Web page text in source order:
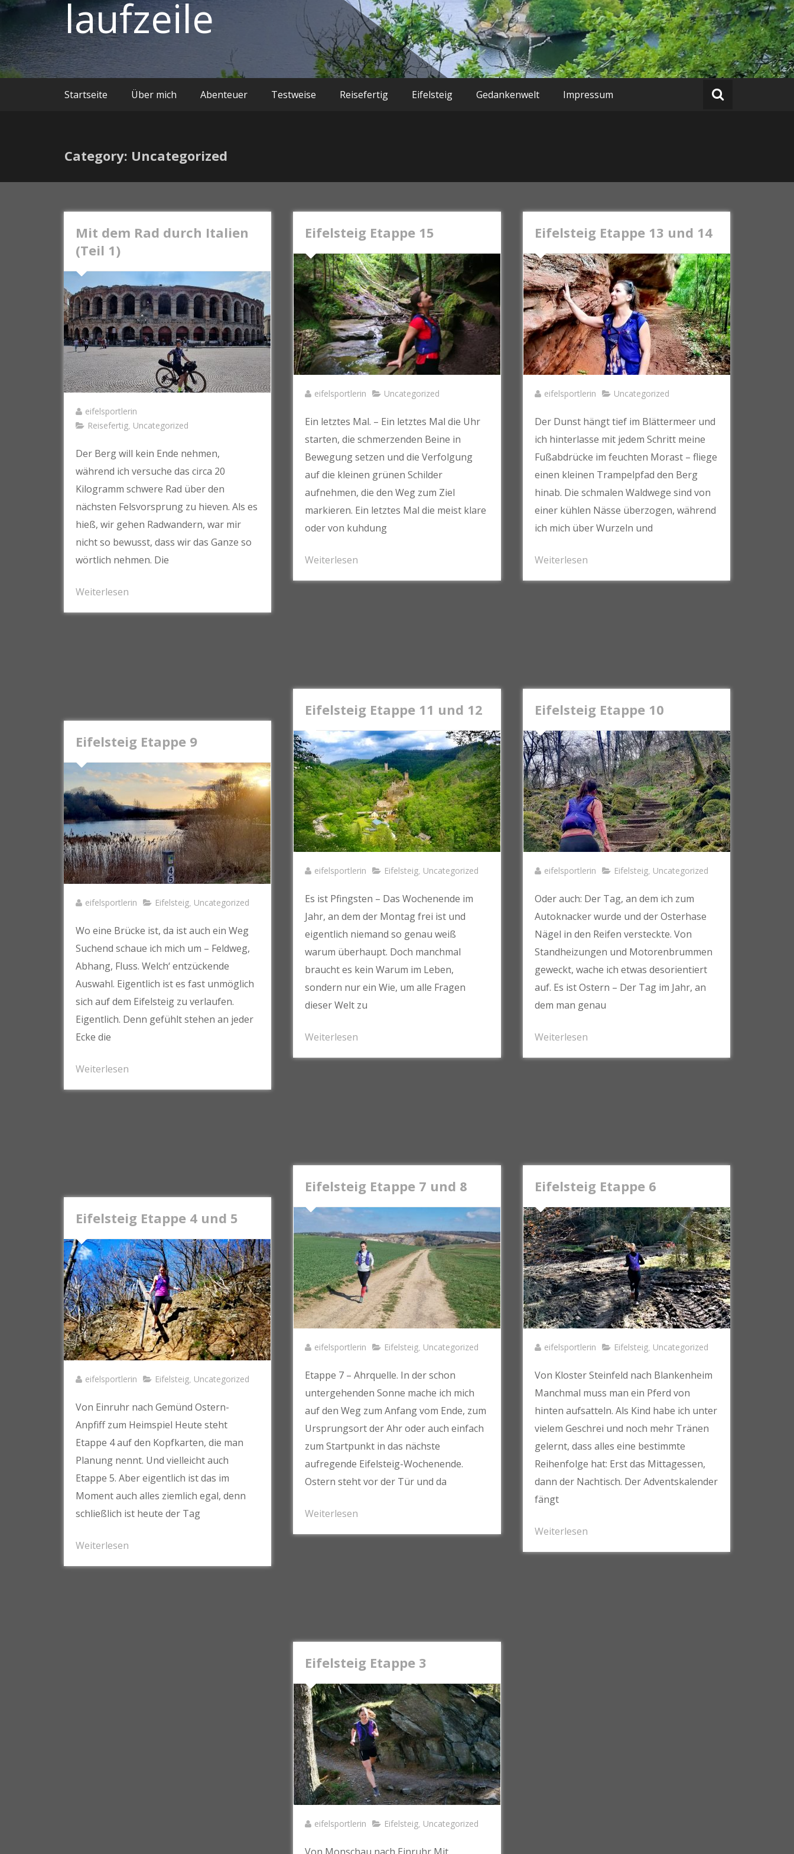
laufzeile
Startseite Über mich Abenteuer Testweise Reisefertig Eifelsteig Gedankenwelt Impressum
Category: Uncategorized
Mit dem Rad durch Italien
(Teil 1)
eifelsportlerin
Reisefertig, Uncategorized
Der Berg will kein Ende nehmen,
während ich versuche das circa 20
Kilogramm schwere Rad über den
nächsten Felsvorsprung zu hieven. Als es
hieß, wir gehen Radwandern, war mir
nicht so bewusst, dass wir das Ganze so
wörtlich nehmen. Die
Weiterlesen
Eifelsteig Etappe 15
eifelsportlerin Uncategorized
Ein letztes Mal. – Ein letztes Mal die Uhr
starten, die schmerzenden Beine in
Bewegung setzen und die Verfolgung
auf die kleinen grünen Schilder
aufnehmen, die den Weg zum Ziel
markieren. Ein letztes Mal die meist klare
oder von kuhdung
Weiterlesen
Eifelsteig Etappe 13 und 14
eifelsportlerin Uncategorized
Der Dunst hängt tief im Blättermeer und
ich hinterlasse mit jedem Schritt meine
Fußabdrücke im feuchten Morast – fliege
einen kleinen Trampelpfad den Berg
hinab. Die schmalen Waldwege sind von
einer kühlen Nässe überzogen, während
ich mich über Wurzeln und
Weiterlesen
Eifelsteig Etappe 11 und 12
eifelsportlerin Eifelsteig Uncategorized
Es ist Pfingsten – Das Wochenende im
Jahr, an dem der Montag frei ist und
eigentlich niemand so genau weiß
warum überhaupt. Doch manchmal
braucht es kein Warum im Leben,
sondern nur ein Wie, um alle Fragen
dieser Welt zu
Weiterlesen
Eifelsteig Etappe 10
eifelsportlerin Eifelsteig, Uncategorized
Oder auch: Der Tag, an dem ich zum
Autoknacker wurde und der Osterhase
Nägel in den Reifen versteckte. Von
Standheizungen und Motorenbrummen
geweckt, wache ich etwas desorientiert
auf. Es ist Ostern – Der Tag im Jahr, an
dem man genau
Weiterlesen
Eifelsteig Etappe 9
eifelsportlerin Eifelsteig, Uncategorized
Wo eine Brücke ist, da ist auch ein Weg
Suchend schaue ich mich um – Feldweg,
Abhang, Fluss. Welch‘ entzückende
Auswahl. Eigentlich ist es fast unmöglich
sich auf dem Eifelsteig zu verlaufen.
Eigentlich. Denn gefühlt stehen an jeder
Ecke die
Weiterlesen
Eifelsteig Etappe 7 und 8
eifelsportlerin Eifelsteig Uncategorized
Etappe 7 – Ahrquelle. In der schon
untergehenden Sonne mache ich mich
auf den Weg zum Anfang vom Ende, zum
Ursprungsort der Ahr oder auch einfach
zum Startpunkt in das nächste
aufregende Eifelsteig-Wochenende.
Ostern steht vor der Tür und da
Weiterlesen
Eifelsteig Etappe 6
eifelsportlerin Eifelsteig, Uncategorized
Von Kloster Steinfeld nach Blankenheim
Manchmal muss man ein Pferd von
hinten aufsatteln. Als Kind habe ich unter
vielem Geschrei und noch mehr Tränen
gelernt, dass alles eine bestimmte
Reihenfolge hat: Erst das Mittagessen,
dann der Nachtisch. Der Adventskalender
fängt
Weiterlesen
Eifelsteig Etappe 4 und 5
eifelsportlerin Eifelsteig, Uncategorized
Von Einruhr nach Gemünd Ostern-
Anpfiff zum Heimspiel Heute steht
Etappe 4 auf den Kopfkarten, die man
Planung nennt. Und vielleicht auch
Etappe 5. Aber eigentlich ist das im
Moment auch alles ziemlich egal, denn
schließlich ist heute der Tag
Weiterlesen
Eifelsteig Etappe 3
eifelsportlerin Eifelsteig Uncategorized